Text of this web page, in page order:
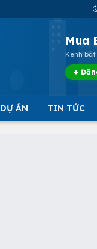
Mua
Kênh bất
+
DỰ ÁN TIN TỨC